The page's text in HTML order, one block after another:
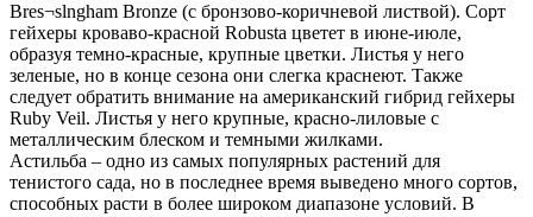
Bres¬slngham Bronze (с бронзово-коричневой листвой). Сорт
гейхеры кроваво-красной Robusta цветет в июне-июле,
образуя темно-красные, крупные цветки. Листья у него
зеленые, но в конце сезона они слегка краснеют. Также
следует обратить внимание на американский гибрид гейхеры
Ruby Veil. Листья у него крупные, красно-лиловые с
металлическим блеском и темными жилками.
Астильба – одно из самых популярных растений для
тенистого сада, но в последнее время выведено много сортов,
способных расти в более широком диапазоне условий. В